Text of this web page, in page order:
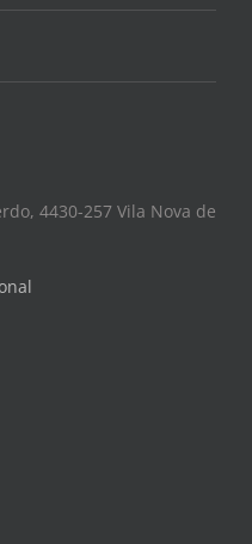
4430-257 Vila Nova de